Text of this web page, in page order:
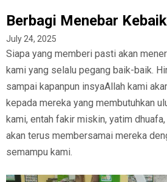
Berbagi Menebar
July 24, 2025
Siapa yang memberi pasti akan
kami yang selalu pegang baik-baik.
sampai kapanpun insyaAllah kami
kepada mereka yang membutuhkan
kami, entah fakir miskin, yatim
akan terus membersamai mereka
semampu kami.